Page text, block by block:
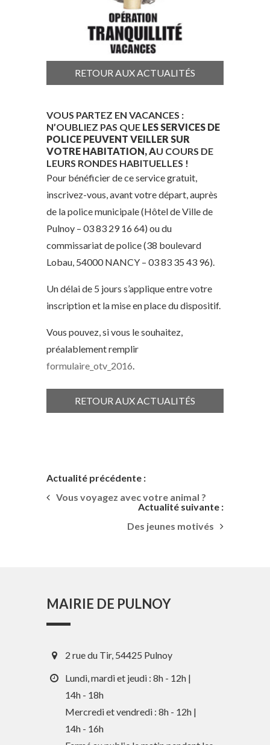
RETOUR AUX ACTUALITÉS
VOUS PARTEZ EN VACANCES :
N’OUBLIEZ PAS QUE LES SERVICES DE
POLICE PEUVENT VEILLER SUR
VOTRE HABITATION, AU COURS DE
LEURS RONDES HABITUELLES !
Pour bénéficier de ce service gratuit,
inscrivez-vous, avant votre départ, auprès
de la police municipale (Hôtel de Ville de
Pulnoy – 03 83 29 16 64) ou du
commissariat de police (38 boulevard
Lobau, 54000 NANCY – 03 83 35 43 96).
Un délai de 5 jours s’applique entre votre
inscription et la mise en place du dispositif.
Vous pouvez, si vous le souhaitez,
préalablement remplir
formulaire_otv_2016.
RETOUR AUX ACTUALITÉS
Actualité précédente :
Vous voyagez avec votre animal ?
Actualité suivante :
Des jeunes motivés
MAIRIE DE PULNOY
2 rue du Tir, 54425 Pulnoy
Lundi, mardi et jeudi : 8h - 12h |
14h - 18h
Mercredi et vendredi : 8h - 12h |
14h - 16h